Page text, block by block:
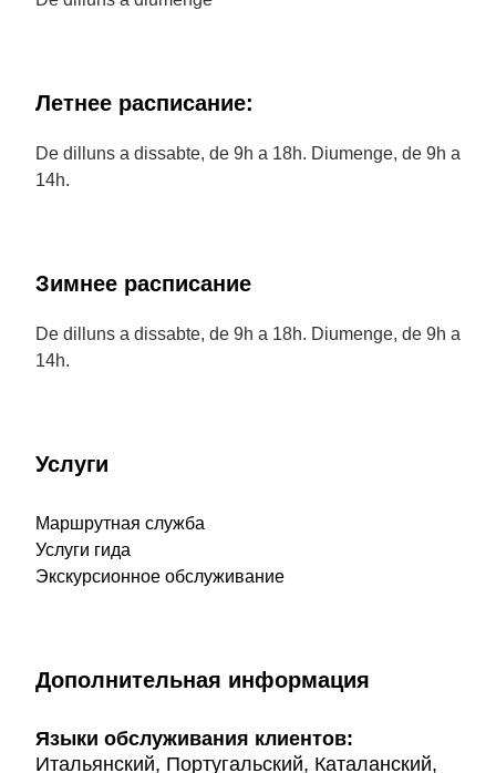
Летнее расписание:
De dilluns a dissabte, de 9h a 18h. Diumenge, de 9h a
14h.
Зимнее расписание
De dilluns a dissabte, de 9h a 18h. Diumenge, de 9h a
14h.
Услуги
Маршрутная служба
Услуги гида
Экскурсионное обслуживание
Дополнительная информация
Языки обслуживания клиентов:
Итальянский, Португальский, Каталанский,